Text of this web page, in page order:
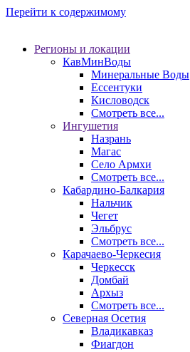
Перейти к содержимому
Регионы и локации
КавМинВоды
Минеральные Воды
Ессентуки
Кисловодск
Смотреть все...
Ингушетия
Назрань
Магас
Село Армхи
Смотреть все...
Кабардино-Балкария
Нальчик
Чегет
Эльбрус
Смотреть все...
Карачаево-Черкесия
Черкесск
Домбай
Архыз
Смотреть все...
Северная Осетия
Владикавказ
Фиагдон